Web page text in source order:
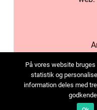
På vores website
statistik og
information deles med